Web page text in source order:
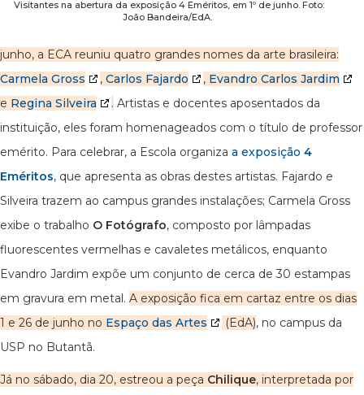
Visitantes na abertura da exposição 4 Eméritos, em 1º de junho. Foto:
João Bandeira/EdA.
junho, a ECA reuniu quatro grandes nomes da arte brasileira:
Carmela Gross
, Carlos Fajardo , Evandro Carlos Jardim
e Regina Silveira . Artistas e docentes aposentados da
instituição, eles foram homenageados com o título de professor
emérito. Para celebrar, a Escola organiza a exposição 4
Eméritos, que apresenta as obras destes artistas. Fajardo e
Silveira trazem ao campus grandes instalações; Carmela Gross
exibe o trabalho O Fotógrafo, composto por lâmpadas
fluorescentes vermelhas e cavaletes metálicos, enquanto
Evandro Jardim expõe um conjunto de cerca de 30 estampas
em gravura em metal. A exposição fica em cartaz entre os dias
1 e 26 de junho no Espaço das Artes (EdA), no campus da
USP no Butantã.
Já no sábado, dia 20, estreou a peça Chilique, interpretada por